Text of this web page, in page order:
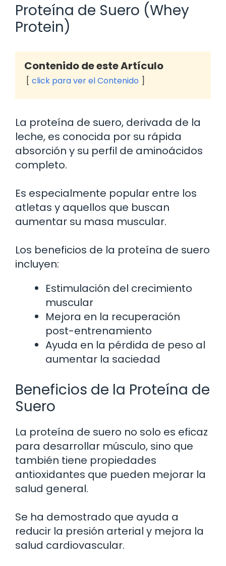
Proteína de Suero (Whey
Protein)
Contenido de este Artículo
click para ver el Contenido
La proteína de suero, derivada de la
leche, es conocida por su rápida
absorción y su perfil de aminoácidos
completo.
Es especialmente popular entre los
atletas y aquellos que buscan
aumentar su masa muscular.
Los beneficios de la proteína de suero
incluyen:
Estimulación del crecimiento
muscular
Mejora en la recuperación
post-entrenamiento
Ayuda en la pérdida de peso al
aumentar la saciedad
Beneficios de la Proteína de
Suero
La proteína de suero no solo es eficaz
para desarrollar músculo, sino que
también tiene propiedades
antioxidantes que pueden mejorar la
salud general.
Se ha demostrado que ayuda a
reducir la presión arterial y mejora la
salud cardiovascular.